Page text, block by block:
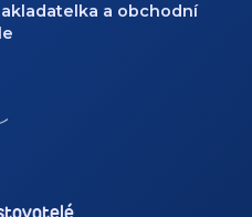
a obchodní